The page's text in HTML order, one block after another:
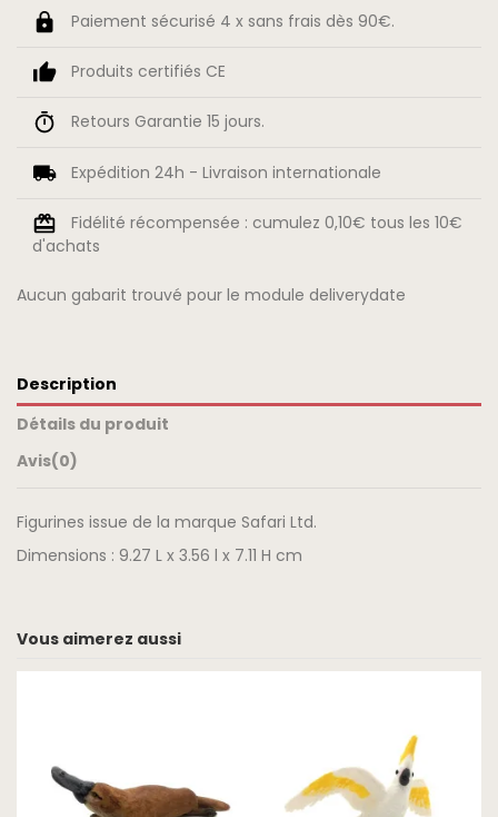
Paiement sécurisé 4 x sans frais dès 90€.
Produits certifiés CE
Retours Garantie 15 jours.
Expédition 24h - Livraison internationale
Fidélité récompensée : cumulez 0,10€ tous les 10€
d'achats
Aucun gabarit trouvé pour le module deliverydate
Description
Détails du produit
Avis(0)
Figurines issue de la marque Safari Ltd.
Dimensions : 9.27 L x 3.56 l x 7.11 H cm
Vous aimerez aussi